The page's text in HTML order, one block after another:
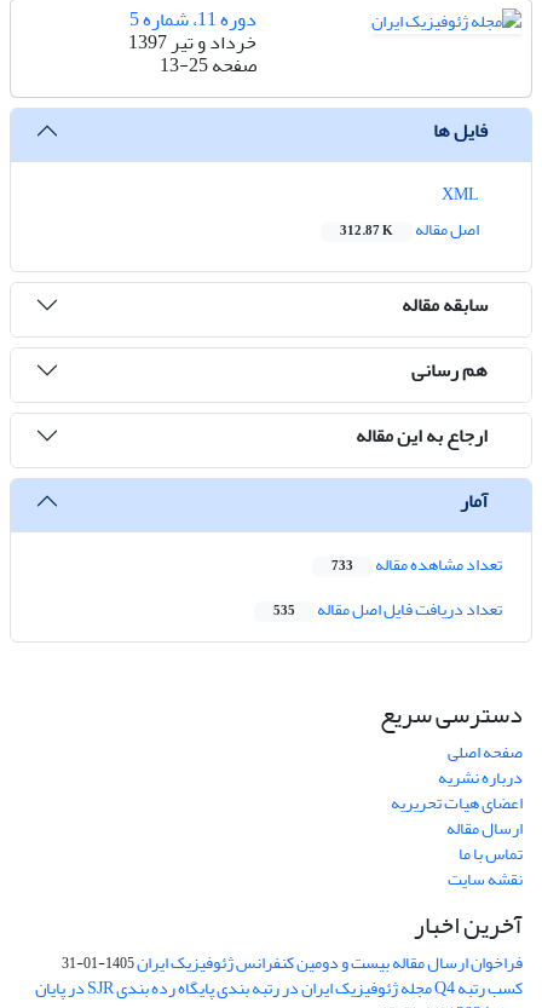
دوره 11، شماره 5
خرداد و تیر 1397
صفحه13-25
فایل ها
اصل مقاله
312.87 K
سابقه مقاله
هم رسانی
ارجاع به این مقاله
آمار
تعداد مشاهده مقاله 733
تعداد دریافت فایل اصل مقاله 535
دسترسی سریع
صفحه اصلی
درباره نشریه
اعضای هیات تحریریه
ارسال مقاله
تماس با ما
نقشه سایت
آخرین اخبار
فراخوان ارسال مقاله بیست و دومین کنفرانس ژئوفیزیک ایران1405-01-31
کسب رتبه Q4 مجله ژئوفیزیک ایران در رتبه بندی پایگاه رده بندی SJR در پایان